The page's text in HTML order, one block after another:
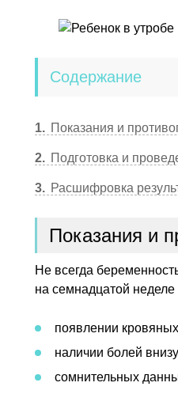
Содержание
1 Показания и
2 Подготовка и
3 Расшифровка
Показания и
Не всегда
на семнадцатой
появлении
наличии болей
сомнительных